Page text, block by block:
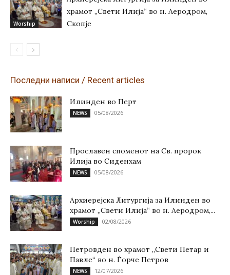
Worship
храмот „Свети Илија“ во н. Аеродром,
Скопје
Последни написи / Recent articles
Илинден во Перт
NEWS 05/08/2026
Прославен споменот на Св. пророк
Илија во Сиденхам
NEWS 05/08/2026
Архиерејска Литургија за Илинден во
храмот „Свети Илија“ во н. Аеродром,...
Worship 02/08/2026
Петровден во храмот „Свети Петар и
Павле“ во н. Ѓорче Петров
NEWS 12/07/2026